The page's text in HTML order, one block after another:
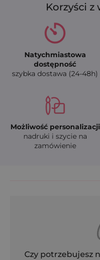
Korzyści z
Natychmiastowa
dostępność
szybka dostawa (24-48h)
Możliwość personalizacji
nadruki i szycie na
zamówienie
Czy potrzebujesz